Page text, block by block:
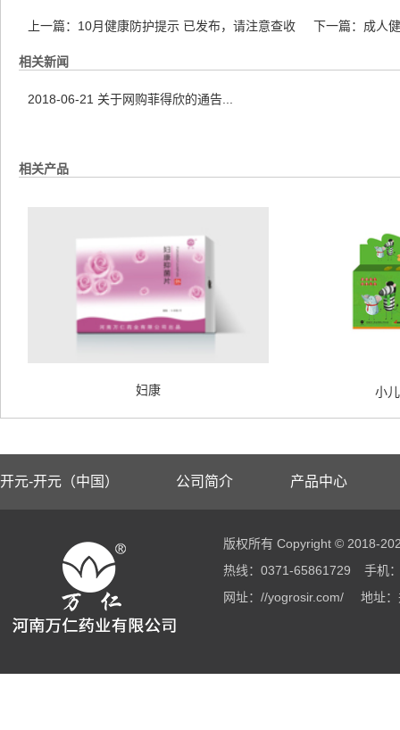
上一篇： 10月健康防护提示 已发布，请注意查收 下一篇： 成人
相关新闻
2018-06-21 关于网购菲得欣的通告...
相关产品
妇康 小
开元-开元（中国） 公司简介 产品中心
版权所有 Copyright © 2018-
热线：0371-65861729
手机
网址：//yogrosir.com/
地址